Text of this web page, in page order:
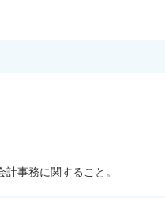
事務に関すること。